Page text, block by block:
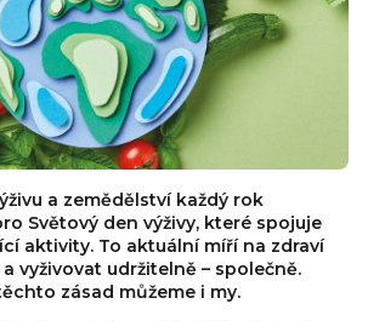
a zemědělství každý rok
Světový den výživy, které spojuje
aktivity. To aktuální míří na zdraví
vyživovat udržitelně – společně.
zásad můžeme i my.